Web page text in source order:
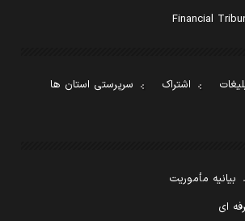
اشتراک
سرپرستی استان ها
بیانیه مأموریت
ای